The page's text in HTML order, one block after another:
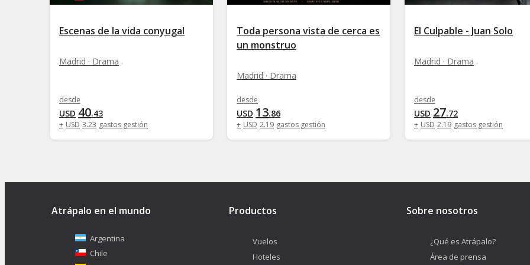
Escenas de la vida conyugal
Madrid · Drama
desde
USD 40.43
+ USD 3.23 gastos gestión
Toda persona vista de cerca es
un monstruo
Madrid · Drama
desde
USD 13.86
+ USD 2.19 gastos gestión
El Culpable - Juan Solo
Madrid · Drama
desde
USD 27.72
+ USD 2.19 gastos gestión
Atrápalo en el mundo
Argentina
Chile
Productos
Vuelos
Hoteles
Sobre nosotros
¿Qué es Atrápalo?
Área de prensa